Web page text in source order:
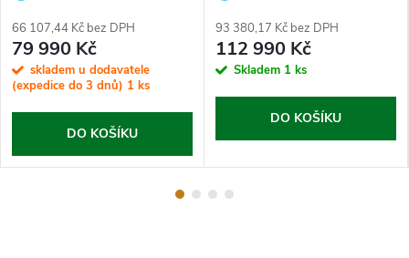
nůžky jako dárek.
66 107,44 Kč bez DPH
79 990 Kč
skladem u dodavatele
(expedice do 3 dnů) 1 ks
DO KOŠÍKU
nůžky jako dárek.
93 380,17 Kč bez DPH
112 990 Kč
Skladem 1 ks
DO KOŠÍKU